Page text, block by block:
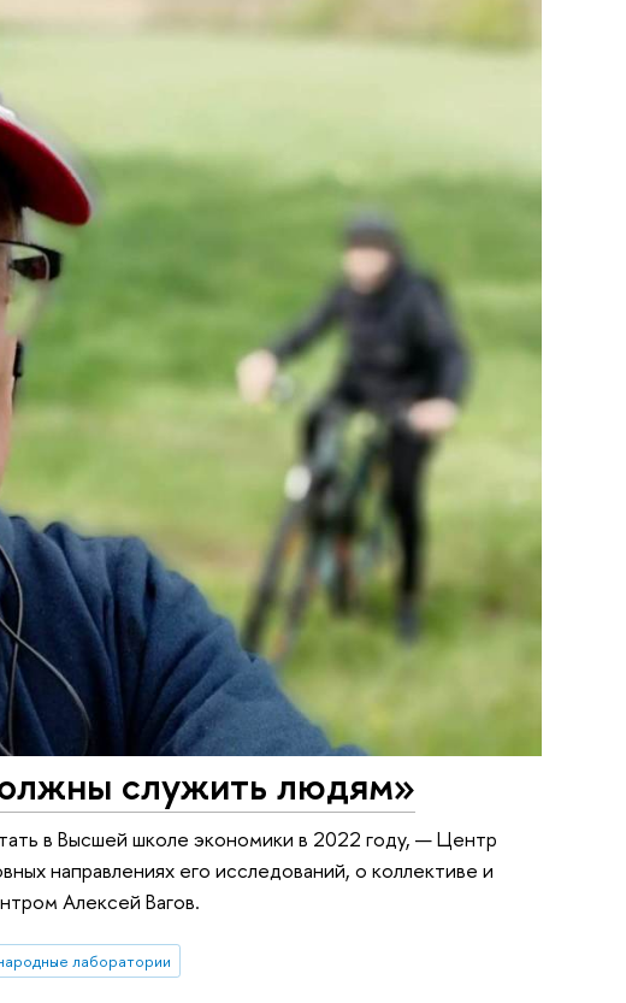
служить людям»
в Высшей школе экономики в 2022 году, — Центр
направлениях его исследований, о коллективе и
Алексей Вагов.
лаборатории